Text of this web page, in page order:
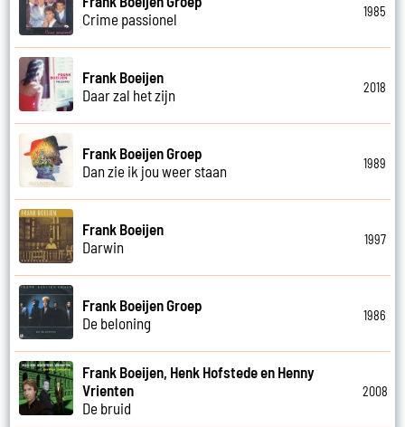
Crime passionel
1985
Frank Boeijen
Daar zal het zijn
2018
Frank Boeijen Groep
Dan zie ik jou weer staan
1989
Frank Boeijen
Darwin
1997
Frank Boeijen Groep
De beloning
1986
Frank Boeijen, Henk Hofstede en Henny
Vrienten
De bruid
2008